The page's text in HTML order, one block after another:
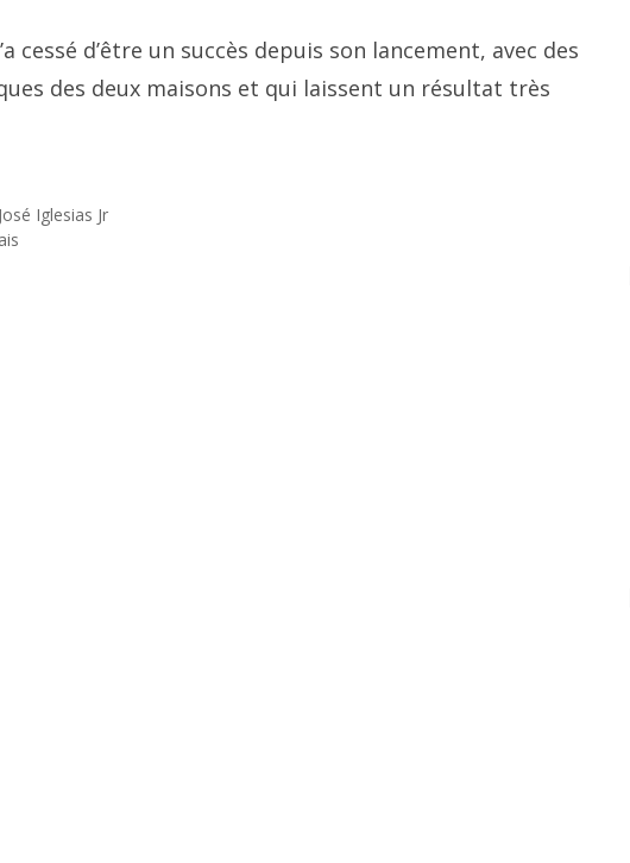
cessé d’être un succès depuis son lancement, avec des
des deux maisons et qui laissent un résultat très
Iglesias Jr